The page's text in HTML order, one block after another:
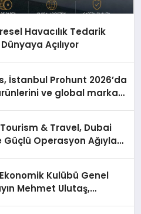
Havacılık Tedarik
Açılıyor
İstanbul Prohunt 2026’da
ve global marka
& Travel, Dubai
Güçlü Operasyon Ağıyla
Kulübü Genel
Mehmet Ulutaş,